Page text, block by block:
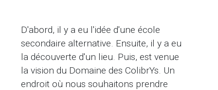
D'abord, il y a eu l'idée d'une école
secondaire alternative. Ensuite, il y a eu
la découverte d'un lieu. Puis, est venue
la vision du Domaine des ColibrYs. Un
endroit où nous souhaitons prendre